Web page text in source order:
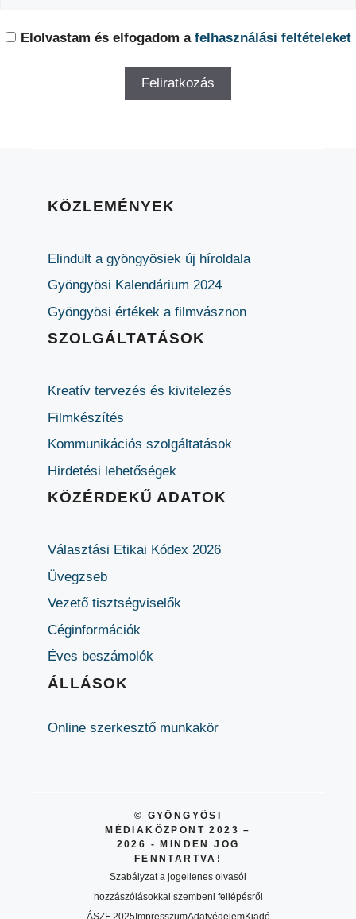
Elolvastam és elfogadom a felhasználási feltételeket
KÖZLEMÉNYEK
Elindult a gyöngyösiek új híroldala
Gyöngyösi Kalendárium 2024
Gyöngyösi értékek a filmvásznon
SZOLGÁLTATÁSOK
Kreatív tervezés és kivitelezés
Filmkészítés
Kommunikációs szolgáltatások
Hirdetési lehetőségek
KÖZÉRDEKŰ ADATOK
Választási Etikai Kódex 2026
Üvegzseb
Vezető tisztségviselők
Céginformációk
Éves beszámolók
ÁLLÁSOK
Online szerkesztő munkakör
© GYÖNGYÖSI
MÉDIAKÖZPONT 2023 –
2026 - MINDEN JOG
FENNTARTVA!
Szabályzat a jogellenes olvasói
hozzászólásokkal szembeni fellépésről
ÁSZF 2025ImpresszumAdatvédelemKiadó